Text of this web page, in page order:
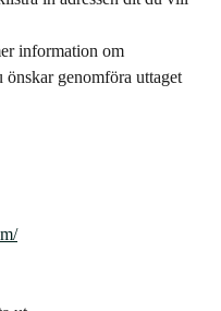
information om
genomföra uttaget